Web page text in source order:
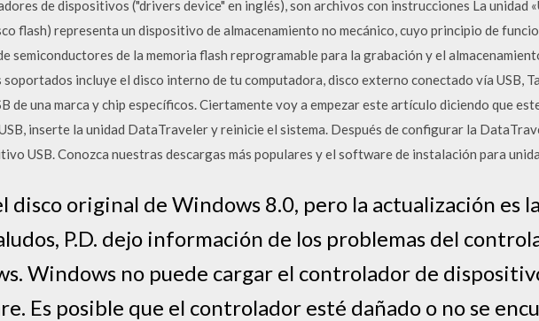
de dispositivos ("drivers device" en inglés), son archivos con instrucciones La unidad
flash) representa un dispositivo de almacenamiento no mecánico, cuyo principio de
semiconductores de la memoria flash reprogramable para la grabación y el
incluye el disco interno de tu computadora, disco externo conectado vía USB,
de una marca y chip específicos. Ciertamente voy a empezar este artículo diciendo que
inserte la unidad DataTraveler y reinicie el sistema. Después de configurar la
USB. Conozca nuestras descargas más populares y el software de instalación para
disco original de Windows 8.0, pero la actualización es
P.D. dejo información de los problemas del
Windows no puede cargar el controlador de
Es posible que el controlador esté dañado o no se